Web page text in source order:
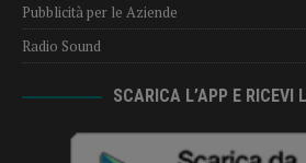
Pubblicità per le Aziende
Radio Sound
SCARICA L’APP E RICEVI